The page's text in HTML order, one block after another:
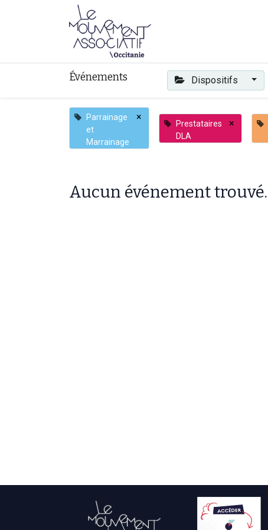
Événements Dispositifs
Parrainage
et
Marrainage
×
Prestataires
DLA
×
Aucun événement trouvé.